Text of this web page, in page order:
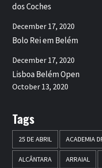
dos Coches
December 17, 2020
Bolo Rei em Belém
December 17, 2020
Lisboa Belém Open
October 13, 2020
Tags
25 DE ABRIL ACADEMIA
ALCÂNTARA ARRAIAL